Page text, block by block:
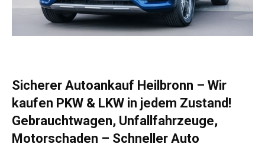
Sicherer Autoankauf Heilbronn – Wir
kaufen PKW & LKW in jedem Zustand!
Gebrauchtwagen, Unfallfahrzeuge,
Motorschaden – Schneller Auto